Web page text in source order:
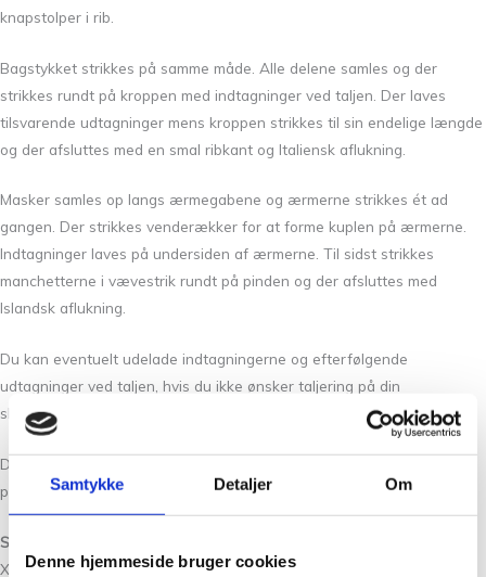
Samtykke Detaljer Om
Denne hjemmeside bruger cookies
knapstolper i rib.
Bagstykket strikkes på samme måde. Alle delene samles og der
strikkes rundt på kroppen med indtagninger ved taljen. Der laves
tilsvarende udtagninger mens kroppen strikkes til sin endelige længde
og der afsluttes med en smal ribkant og Italiensk aflukning.
Masker samles op langs ærmegabene og ærmerne strikkes ét ad
gangen. Der strikkes venderækker for at forme kuplen på ærmerne.
Indtagninger laves på undersiden af ærmerne. Til sidst strikkes
manchetterne i vævestrik rundt på pinden og der afsluttes med
Islandsk aflukning.
Du kan eventuelt udelade indtagningerne og efterfølgende
udtagninger ved taljen, hvis du ikke ønsker taljering på din
skjortebluse.
Du kan finde video tutorials til opskriftens teknikker
på:
youtube.com/odd-row
Størrelser:
XS (S) M (L) XL (2XL) 3XL (4XL)